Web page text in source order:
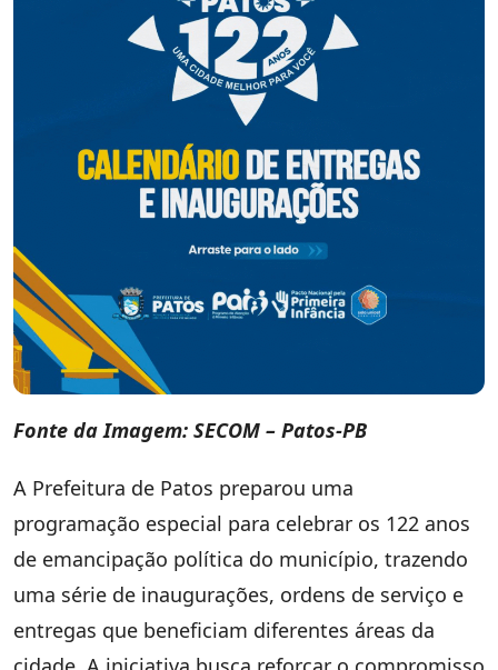
Fonte da Imagem: SECOM – Patos-PB
A Prefeitura de Patos preparou uma
programação especial para celebrar os 122 anos
de emancipação política do município, trazendo
uma série de inaugurações, ordens de serviço e
entregas que beneficiam diferentes áreas da